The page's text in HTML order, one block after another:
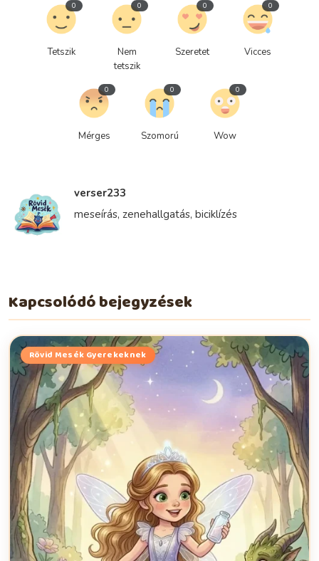
Tetszik
0
Nem
tetszik
0
Szeretet
0
Vicces
0
Mérges
0
Szomorú
0
Wow
0
verser233
meseírás, zenehallgatás, biciklízés
Kapcsolódó bejegyzések
Rövid Mesék Gyerekeknek